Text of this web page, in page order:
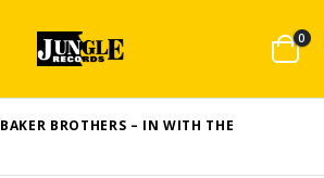
0
BAKER BROTHERS – IN WITH THE